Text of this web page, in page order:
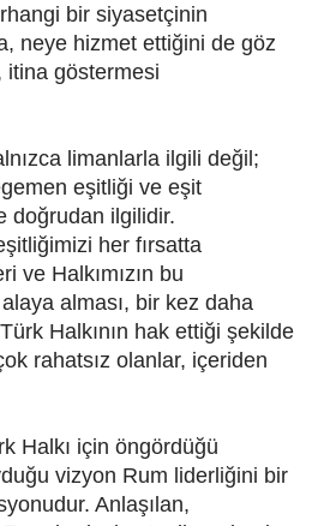
bir siyasetçinin
neye hizmet ettiğini de göz
itina göstermesi
limanlarla ilgili değil;
eşitliği ve eşit
doğrudan ilgilidir.
her fırsatta
ve Halkımızın bu
alması, bir kez daha
Halkının hak ettiği şekilde
rahatsız olanlar, içeriden
Halkı için öngördüğü
vizyon Rum liderliğini bir
Anlaşılan,